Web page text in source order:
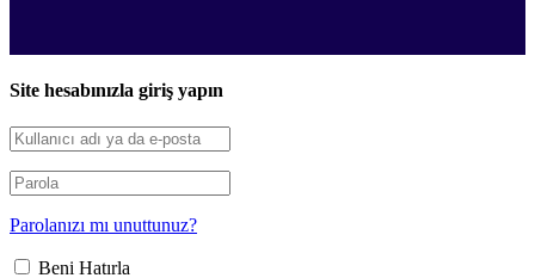
Site hesabınızla giriş yapın
Parolanızı mı unuttunuz?
Beni Hatırla